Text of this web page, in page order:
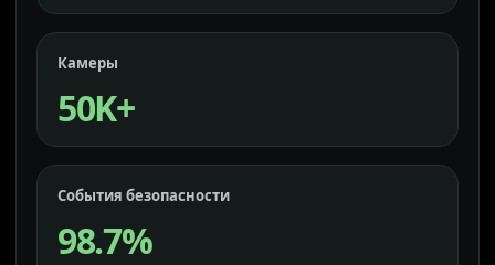
Камеры
50K+
События безопасности
98.7%